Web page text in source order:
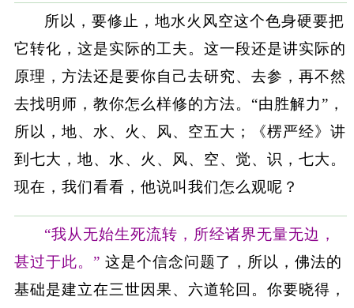
所以，要修止，地水火风空这个色身硬要把
它转化，这是实际的工夫。这一段还是讲实际的
原理，方法还是要你自己去研究、去参，再不然
去找明师，教你怎么样修的方法。“由胜解力”，
所以，地、水、火、风、空五大；《楞严经》讲
到七大，地、水、火、风、空、觉、识，七大。
现在，我们看看，他说叫我们怎么观呢？
“我从无始生死流转，所经诸界无量无边，
甚过于此。” 这是个信念问题了，所以，佛法的
基础是建立在三世因果、六道轮回。你要晓得，